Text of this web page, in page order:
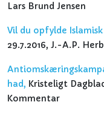
Lars Brund Jensen
Vil du opfylde
29.7.2016, J.-A.P.
had, Kristeligt
Kommentar